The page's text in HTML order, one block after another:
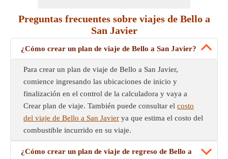
Preguntas frecuentes sobre viajes de Bello a
San Javier
¿Cómo crear un plan de viaje de Bello a San Javier?
Para crear un plan de viaje de Bello a San Javier,
comience ingresando las ubicaciones de inicio y
finalización en el control de la calculadora y vaya a
Crear plan de viaje. También puede consultar el costo
del viaje de Bello a San Javier ya que estima el costo del
combustible incurrido en su viaje.
¿Cómo crear un plan de viaje de regreso de Bello a